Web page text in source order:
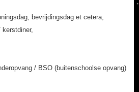
bevrijdingsdag et cetera,
/ BSO (buitenschoolse opvang)